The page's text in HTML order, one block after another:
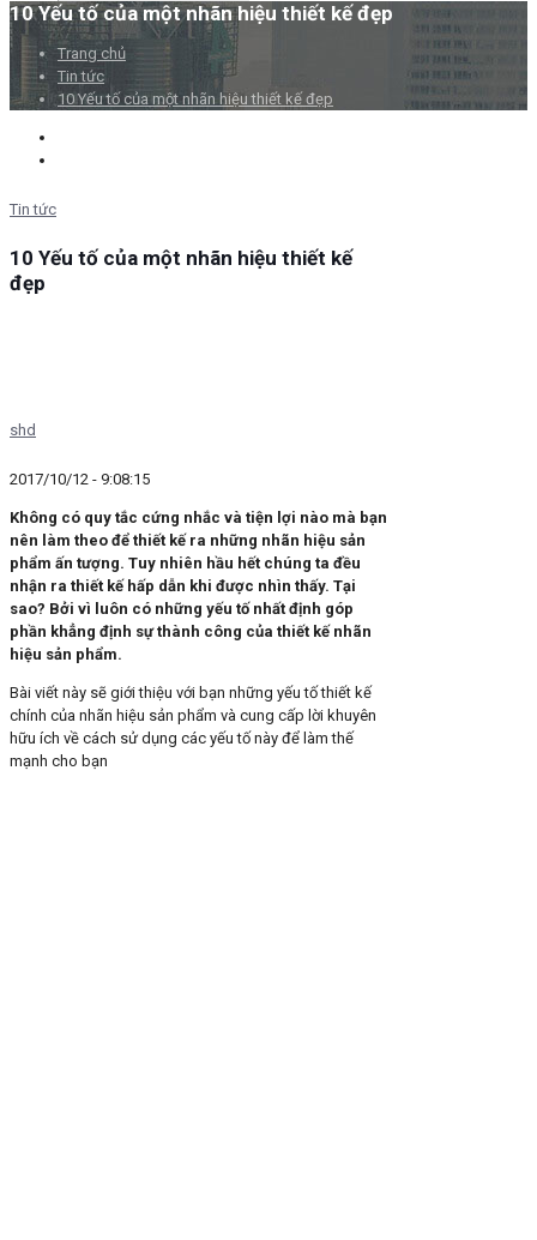
10 Yếu tố của một nhãn hiệu thiết kế đẹp
Trang chủ
Tin tức
10 Yếu tố của một nhãn hiệu thiết kế đẹp
Tin tức
10 Yếu tố của một nhãn hiệu thiết kế
đẹp
shd
2017/10/12 - 9:08:15
Không có quy tắc cứng nhắc và tiện lợi nào mà bạn
nên làm theo để thiết kế ra những nhãn hiệu sản
phẩm ấn tượng. Tuy nhiên hầu hết chúng ta đều
nhận ra thiết kế hấp dẫn khi được nhìn thấy. Tại
sao? Bởi vì luôn có những yếu tố nhất định góp
phần khẳng định sự thành công của thiết kế nhãn
hiệu sản phẩm.
Bài viết này sẽ giới thiệu với bạn những yếu tố thiết kế
chính của nhãn hiệu sản phẩm và cung cấp lời khuyên
hữu ích về cách sử dụng các yếu tố này để làm thế
mạnh cho bạn